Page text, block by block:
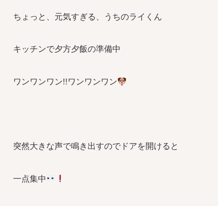
ちょっと、元気すぎる、うちのライくん
キッチンで夕方夕飯の準備中
ワンワンワン!!ワンワンワン
突然大きな声で鳴き出すのでドアを開けると
一点集中